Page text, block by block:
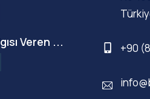
Veren ... +90